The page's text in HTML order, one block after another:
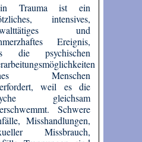
Trauma ist ein
intensives,
und
Ereignis,
die psychischen
Menschen
weil es die
gleichsam
Schwere
Misshandlungen,
Missbrauch,